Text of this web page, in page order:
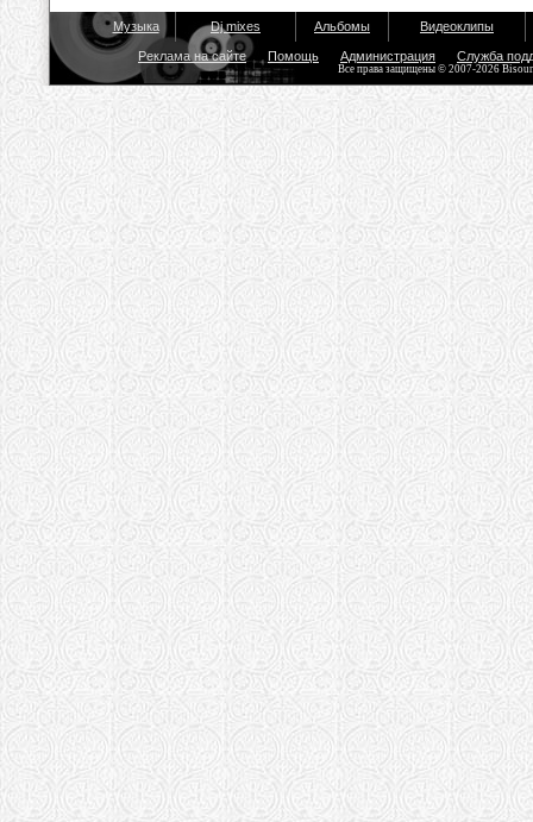
Музыка Dj mixes Альбомы Видеоклипы
Реклама на сайте Помощь Администрация Служба
Все права защищены © 2007-2026